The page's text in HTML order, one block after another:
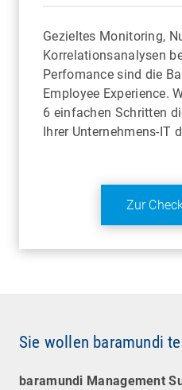
Gezieltes Monitoring,
Korrelationsanalysen
Perfomance sind die
Employee Experience.
6 einfachen Schritten
Ihrer Unternehmens-IT
Zur
Sie wollen baramundi
baramundi Management